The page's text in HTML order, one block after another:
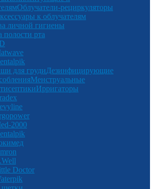
Облучатели-рециркуляторы
к облучателям
личной гигиены
полости рта
для грудиДезинфицирующие
Менструальные
Ирригаторы
2000
Doctor